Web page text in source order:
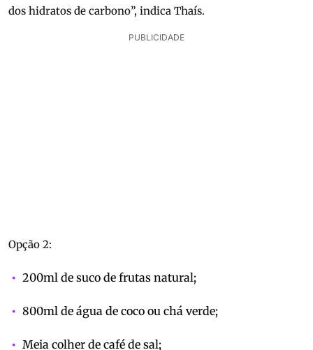
dos hidratos de carbono”, indica Thaís.
PUBLICIDADE
Opção 2:
200ml de suco de frutas natural;
800ml de água de coco ou chá verde;
Meia colher de café de sal;